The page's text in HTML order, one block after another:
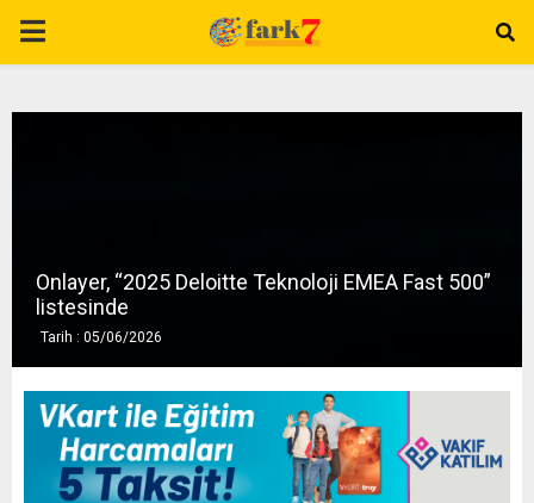
P
AOnlayer, “2025 Deloitte Teknoloji EMEA Fast 500”
listesinde
Tarih : 05/06/2026